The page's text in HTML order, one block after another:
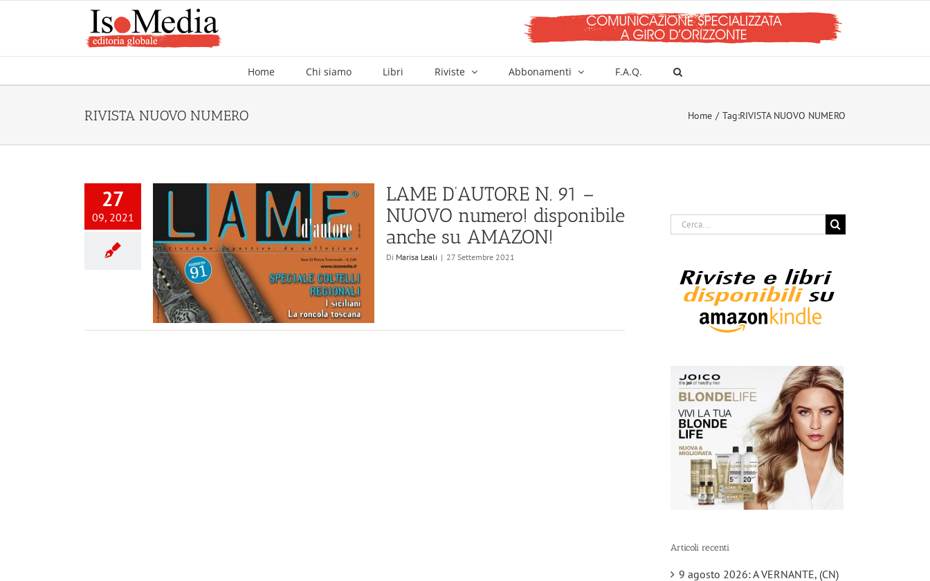
Home Chi siamo Libri Riviste Abbonamenti F.A.Q.
RIVISTA NUOVO NUMERO Home Tag:RIVISTA NUOVO NUMERO
27
09, 2021
LAME D’AUTORE N. 91 –
NUOVO numero! disponibile
anche su AMAZON!
Di Marisa Leali | 27 Settembre 2021
Cerca
Articoli recenti
9 agosto 2026: A VERNANTE, (CN)